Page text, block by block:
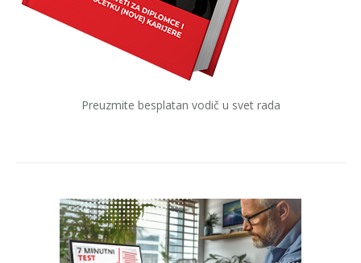
Preuzmite besplatan vodič u svet rada